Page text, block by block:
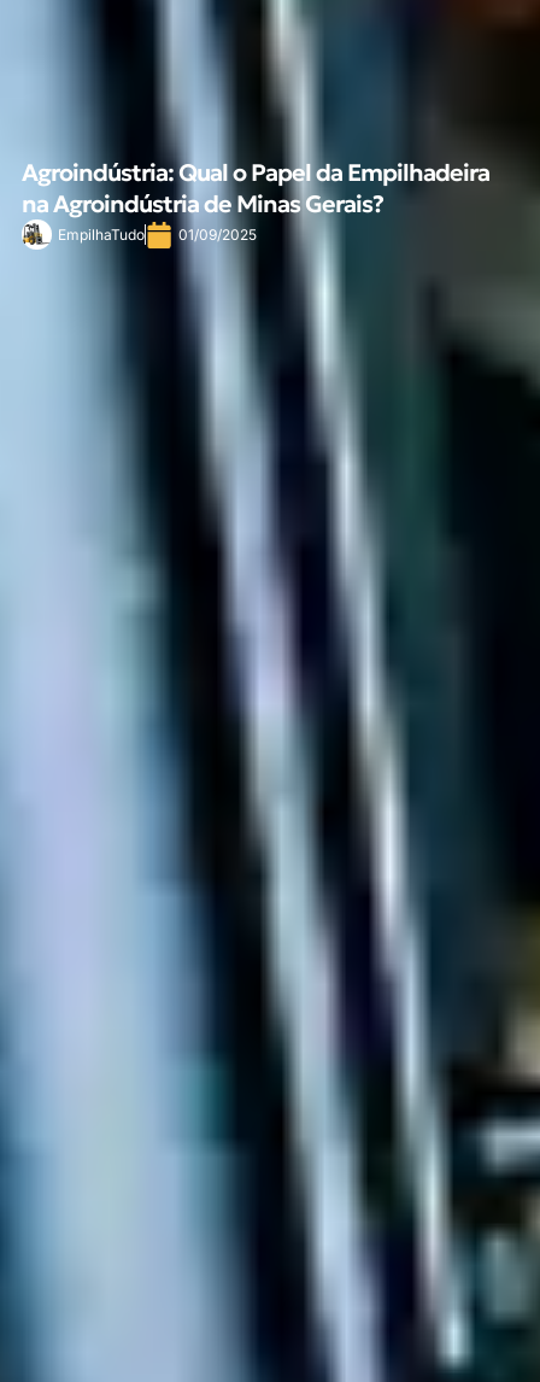
Agroindústria: Qual o Papel da Empilhadeira
na Agroindústria de Minas Gerais?
EmpilhaTudo 01/09/2025